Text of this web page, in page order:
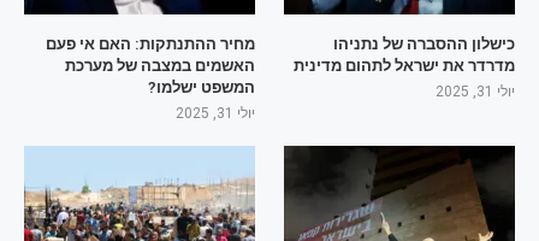
כישלון ההסברה של נתניהו
מדרדר את ישראל לתהום מדינית
יולי 31, 2025
מחיר ההתנתקות: האם אי פעם
האשמים במצבה של מערכת
המשפט ישלמו?
יולי 31, 2025